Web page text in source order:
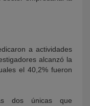
a actividades
alcanzó la
el 40,2% fueron
dos únicas que